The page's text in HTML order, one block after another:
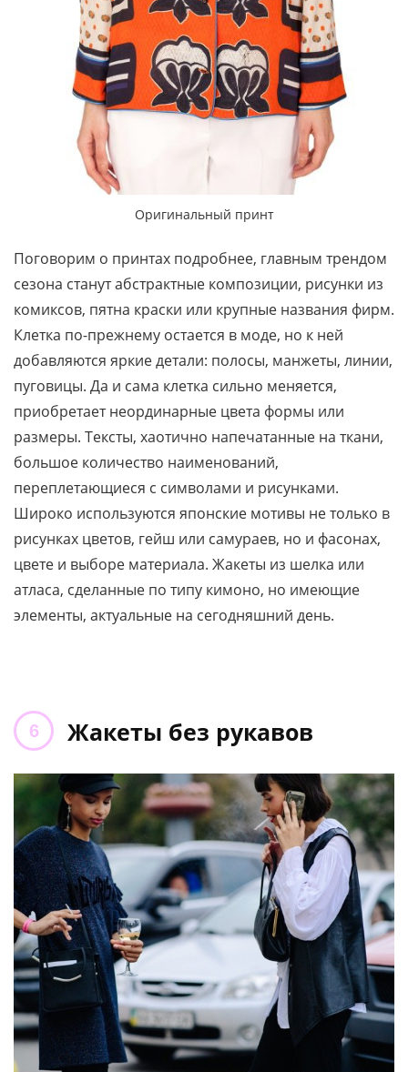
Оригинальный принт
Поговорим о принтах подробнее, главным трендом
сезона станут абстрактные композиции, рисунки из
комиксов, пятна краски или крупные названия фирм.
Клетка по-прежнему остается в моде, но к ней
добавляются яркие детали: полосы, манжеты, линии,
пуговицы. Да и сама клетка сильно меняется,
приобретает неординарные цвета формы или
размеры. Тексты, хаотично напечатанные на ткани,
большое количество наименований,
переплетающиеся с символами и рисунками.
Широко используются японские мотивы не только в
рисунках цветов, гейш или самураев, но и фасонах,
цвете и выборе материала. Жакеты из шелка или
атласа, сделанные по типу кимоно, но имеющие
элементы, актуальные на сегодняшний день.
Жакеты без рукавов